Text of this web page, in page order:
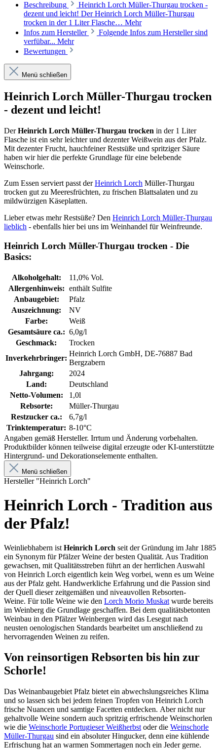
Beschreibung
Heinrich Lorch Müller-Thurgau trocken -
dezent und leicht! Der Heinrich Lorch Müller-Thurgau
trocken in der 1 Liter Flasche… Mehr
Infos zum Hersteller
Folgende Infos zum Hersteller sind
verfübar... Mehr
Bewertungen
Menü schließen
Heinrich Lorch Müller-Thurgau trocken
- dezent und leicht!
DerHeinrich Lorch Müller-Thurgau trocken in der 1 Liter
Flasche ist ein sehr leichter und dezenter Weißwein aus der Pfalz.
Mit dezenter Frucht, hauchfeiner Restsüße und spritziger Säure
haben wir hier die perfekte Grundlage für eine belebende
Weinschorle.
Zum Essen serviert passt derHeinrich Lorch Müller-Thurgau
trocken gut zu Meeresfrüchten, zu frischen Blattsalaten und zu
mildwürzigen Käseplatten.
Lieber etwas mehr Restsüße? Den Heinrich Lorch Müller-Thurgau
lieblich - ebenfalls hier bei uns im Weinhandel für Weinfreunde.
Heinrich Lorch Müller-Thurgau trocken - Die
Basics:
Alkoholgehalt:
11,0% Vol.
Allergenhinweis: enthält Sulfite
Anbaugebiet:
Pfalz
Auszeichnung:
NV
Farbe:
Weiß
Gesamtsäure ca.: 6,0g/l
Geschmack:
Trocken
Inverkehrbringer:
Heinrich Lorch GmbH, DE-76887 Bad
Bergzabern
Jahrgang:
2024
Land:
Deutschland
Netto-Volumen:
1,0l
Rebsorte:
Müller-Thurgau
Restzucker ca.:
6,7g/l
Trinktemperatur: 8-10°C
Angaben gemäß Hersteller. Irrtum und Änderung vorbehalten.
Produktbilder können teilweise digital erzeugte oder KI-unterstützte
Hintergrund- und Dekorationselemente enthalten.
Menü schließen
Hersteller "Heinrich Lorch"
Heinrich Lorch - Tradition aus
der Pfalz!
Weinliebhabern ist Heinrich Lorch seit der Gründung im Jahr 1885
ein Synonym für Pfälzer Weine der besten Qualität. Aus Tradition
gewachsen, mit Qualitätsstreben führt an der herrlichen Auswahl
von Heinrich Lorch eigentlich kein Weg vorbei, wenn es um Weine
aus der Pfalz geht. Handwerkliche Erfahrung und die Passion sind
der Quell dieser zeitgemäßen und niveauvollen Rebsorten-
Weine. Für tolle Weine wie den Lorch Morio Muskat wurde bereits
im Weinberg die Grundlage geschaffen. Bei dem qualitätsbetonten
Weinbau in den Pfälzer Weinbergen wird das Lesegut nach
neusten oenologischen Standards bearbeitet um anschließend zu
hervorragenden Weinen zu reifen.
Von reinsortigen Rebsorten bis hin zur
Schorle!
Das Weinanbaugebiet Pfalz bietet ein abwechslungsreiches Klima
und so lassen sich bei jedem feinen Tropfen von Heinrich Lorch
frische Nuancen und samtige Facetten entdecken. Aber nicht nur
gehaltvolle Weine sondern auch spritzig erfrischende Weinschorlen
wie die Weinschorle Portugieser Weißherbst oder die Weinschorle
Müller-Thurgau sind ein absoluter Hingucker, denn eine kühlende
Erfrischung hat an warmen Sommertagen noch ein Jeder gerne.